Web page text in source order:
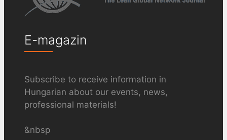
E-magazin
Subscribe to receive information in
Hungarian about our events, news,
professional materials!
&nbsp